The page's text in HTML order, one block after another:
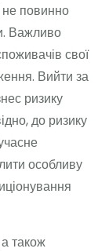
не повинно
Важливо
свої
Вийти за
ризику
до ризику
особливу
також